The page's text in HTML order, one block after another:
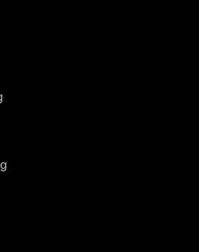
Kette von Tierarztpraxen in
Investoren wie
revolutioniert Rex die
mit leistungsstarken Tools
und mühelos in